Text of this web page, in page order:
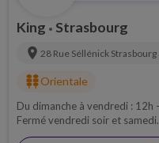
King • Strasbourg
location_on 28 Rue Séllénick Strasbourg
kebab_diningOrientale
Du dimanche à vendredi :
Fermé vendredi soir et samedi.